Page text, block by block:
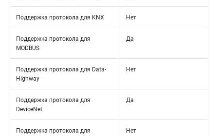
Поддержка протокола для KNX Нет
Поддержка протокола для
MODBUS
Да
Поддержка протокола для Data-
Highway
Нет
Поддержка протокола для
DeviceNet
Да
Поддержка протокола для
Нет